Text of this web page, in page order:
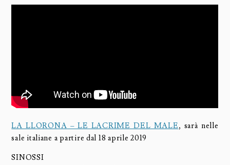
LA LLORONA – LE LACRIME DEL MALE, sarà nelle
sale italiane a partire dal 18 aprile 2019
SINOSSI